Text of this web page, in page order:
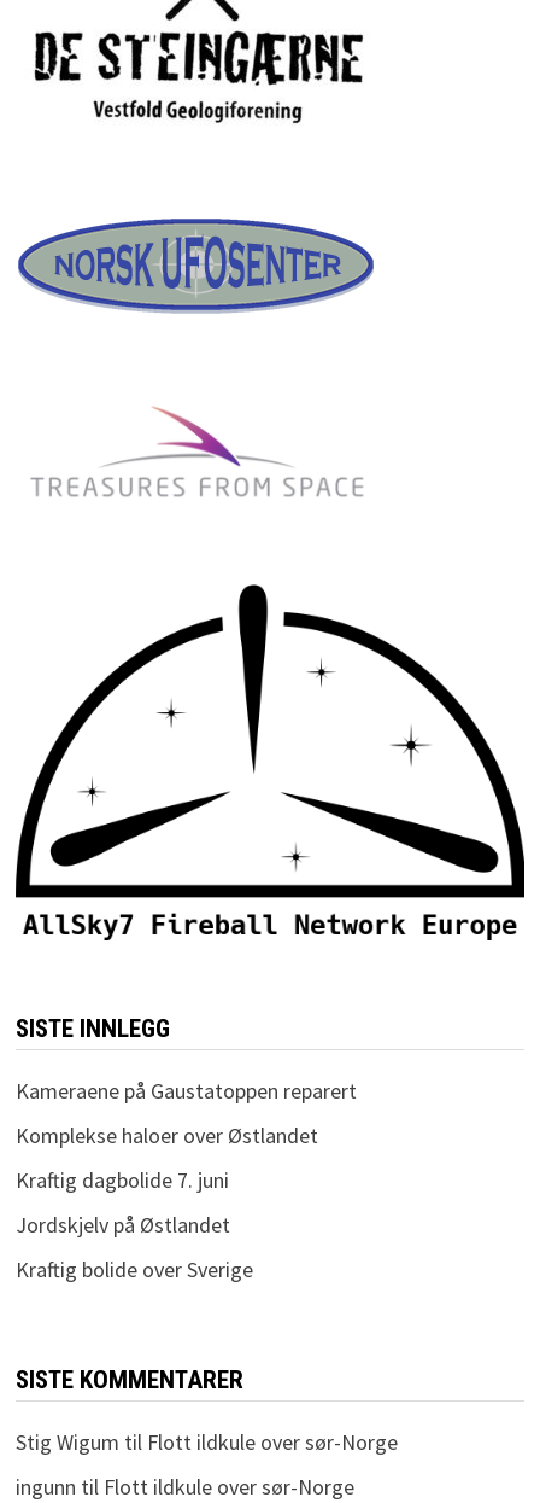
SISTE INNLEGG
Kameraene på Gaustatoppen reparert
Komplekse haloer over Østlandet
Kraftig dagbolide 7. juni
Jordskjelv på Østlandet
Kraftig bolide over Sverige
SISTE KOMMENTARER
Stig Wigum til Flott ildkule over sør-Norge
ingunn til Flott ildkule over sør-Norge